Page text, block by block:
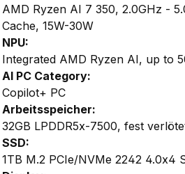
AMD Ryzen AI 7 350, 2.0GHz -
Cache, 15W-30W
NPU:
Integrated AMD Ryzen AI, up to
AI PC Category:
Copilot+ PC
Arbeitsspeicher:
32GB LPDDR5x-7500, fest
SSD:
1TB M.2 PCIe/NVMe 2242 4.0x4